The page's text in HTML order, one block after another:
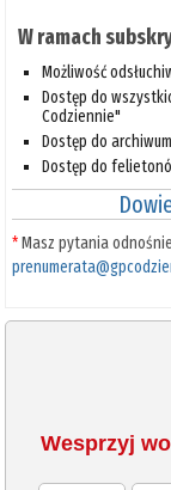
W ramach
Możliwość
Dostęp do
Codziennie"
Dostęp do
Dostęp do
*Masz pytania
Wesprzyj